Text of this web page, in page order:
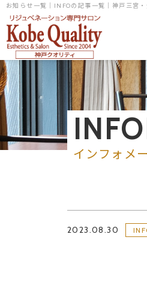
お知らせ一覧｜INFOの記事一覧｜神戸三宮
インフォメ
2023.08.30